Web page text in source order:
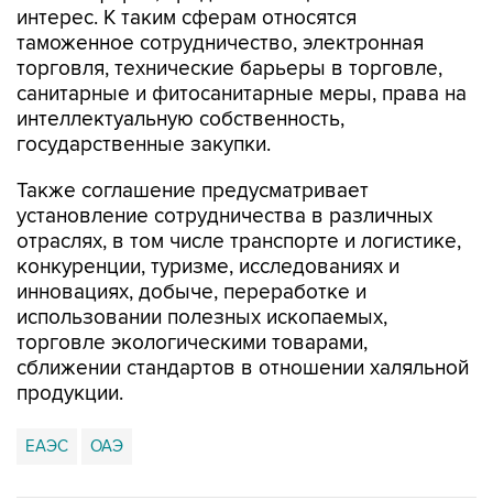
торговля, технические барьеры в торговле,
санитарные и фитосанитарные меры, права на
интеллектуальную собственность,
государственные закупки.
Также соглашение предусматривает
отраслях, в том числе транспорте и логистике,
конкуренции, туризме, исследованиях и
инновациях, добыче, переработке и
использовании полезных ископаемых,
торговле экологическими товарами,
сближении стандартов в отношении халяльной
продукции.
ЕАЭС ОАЭ